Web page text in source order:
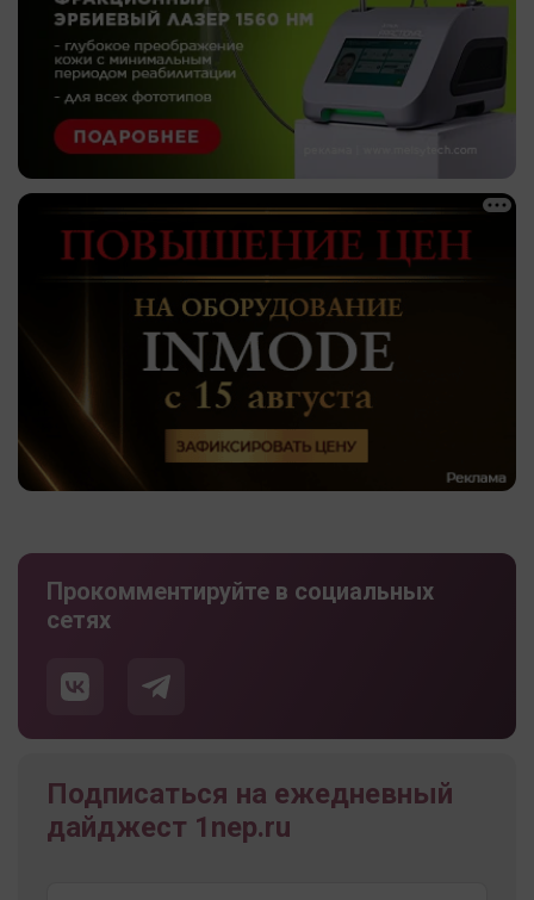
Прокомментируйте в социальных
сетях
Подписаться на ежедневный
дайджест 1nep.ru